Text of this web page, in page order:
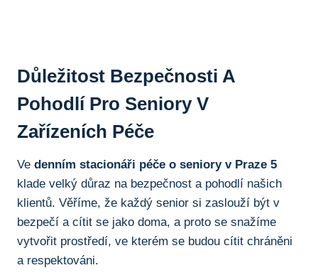
Důležitost Bezpečnosti A
Pohodlí Pro Seniory V
Zařízeních Péče
Ve denním stacionáři péče o seniory v Praze 5
klade velký důraz na bezpečnost a pohodlí našich
klientů. Věříme, že každý senior si zaslouží být v
bezpečí a cítit se jako doma, a proto se snažíme
vytvořit prostředí, ve kterém se budou cítit chráněni
a respektováni.